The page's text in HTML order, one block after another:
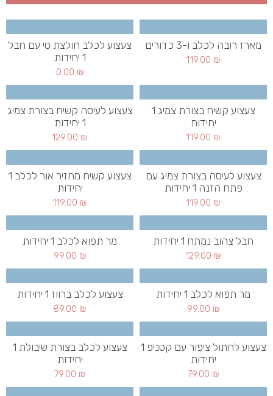
מארז רובה לכלב ו-3 כדורים
119.00 ₪
צעצוע לכלב חולצת טי עם חבל
1 יחידות
0.00 ₪
צעצוע קשיח בצורת צמיג 1
יחידות
119.00 ₪
צעצוע לעיסה קשיח בצורת צמיג
1 יחידות
129.00 ₪
צעצוע לעיסה בצורת צמיג עם
פתח הזנה 1 יחידות
119.00 ₪
צעצוע קשיח מחזיר אור לכלב 1
יחידות
119.00 ₪
חבל צהוב נמתח 1 יחידות
129.00 ₪
מר תפוא לכלב 1 יחידות
99.00 ₪
מר תפוא לכלב 1 יחידות
99.00 ₪
צעצוע לכלב ברווז 1 יחידות
89.00 ₪
צעצוע לחתול ציפור עם קטניפ 1
יחידות
79.00 ₪
צעצוע לכלב בצורת שיבולת 1
יחידות
79.00 ₪